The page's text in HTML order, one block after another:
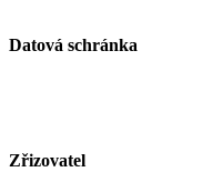
Datová schránka
Zřizovatel